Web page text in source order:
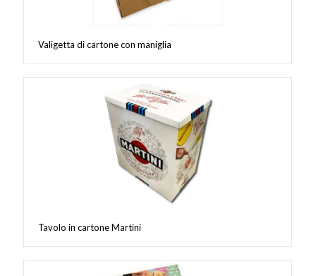
Valigetta di cartone con maniglia
Tavolo in cartone Martini